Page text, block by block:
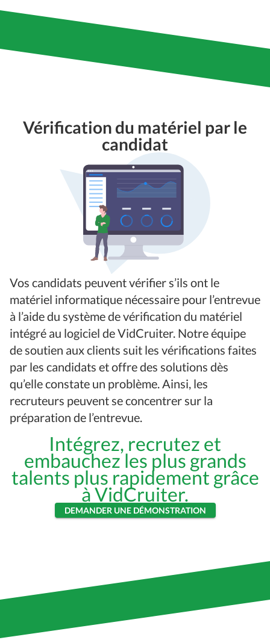
Vérification du matériel par le
candidat
Vos candidats peuvent vérifier s’ils ont le
matériel informatique nécessaire pour l’entrevue
à l’aide du système de vérification du matériel
intégré au logiciel de VidCruiter. Notre équipe
de soutien aux clients suit les vérifications faites
par les candidats et offre des solutions dès
qu’elle constate un problème. Ainsi, les
recruteurs peuvent se concentrer sur la
préparation de l’entrevue.
Intégrez, recrutez et
embauchez les plus grands
talents plus rapidement grâce
à VidCruiter.
DEMANDER UNE DÉMONSTRATION